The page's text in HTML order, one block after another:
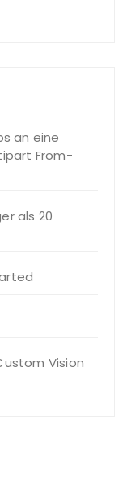
an eine
From-
als 20
Vision